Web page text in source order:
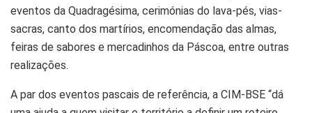
eventos da Quadragésima, cerimónias do lava-pés, vias-
sacras, canto dos martírios, encomendação das almas,
feiras de sabores e mercadinhos da Páscoa, entre outras
realizações.
A par dos eventos pascais de referência, a CIM-BSE “dá